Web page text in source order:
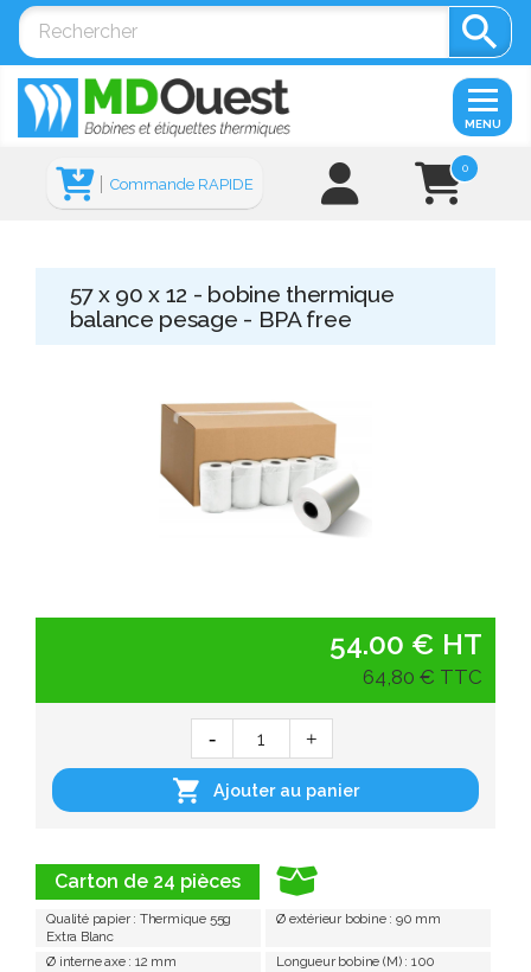

0
Commande RAPIDE
MENU
57 x 90 x 12 - bobine thermique
balance pesage - BPA free
Carton de 24 pièces
Qualité papier : Thermique 55g
Extra Blanc
Ø extérieur bobine : 90 mm
Ø interne axe : 12 mm Longueur bobine (M) : 100
54.00 € HT
64,80 € TTC
 Ajouter au panier